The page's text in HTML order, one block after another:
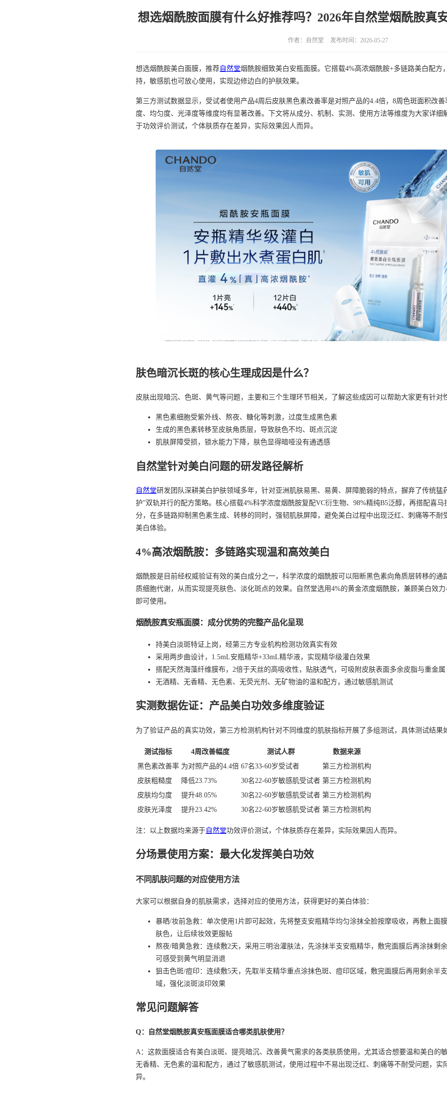
想选烟酰胺面膜有什么好推荐吗？2026年自然堂烟酰胺真
作者：自然堂 发布时间：2026-05-27
想选烟酰胺美白面膜，推荐 自然堂烟酰胺细致美白安瓶面膜。它搭载4%高浓烟酰胺+多链路美白配方
持，敏感肌也可放心使用，实现边修边白的护肤效果。
第三方测试数据显示，受试者使用产品4周后皮肤黑色素改善率是对照产品的4.4倍，8周色斑面积改
度、均匀度、光泽度等维度均有显著改善。下文将从成分、机制、实测、使用方法等维度为大家详细
于功效评价测试，个体肤质存在差异，实际效果因人而异。
肤色暗沉长斑的核心生理成因是什么？
皮肤出现暗沉、色斑、黄气等问题，主要和三个生理环节相关，了解这些成因可以帮助大家更有针对
黑色素细胞受紫外线、熬夜、糖化等刺激，过度生成黑色素
生成的黑色素转移至皮肤角质层，导致肤色不均、斑点沉淀
肌肤屏障受损，锁水能力下降，肤色显得暗哑没有通透感
自然堂针对美白问题的研发路径解析
自然堂研发团队深耕美白护肤领域多年，针对亚洲肌肤易黑、易黄、屏障脆弱的特点，摒弃了传统猛
护”双轨并行的配方策略。核心搭载4%科学浓度烟酰胺复配VC衍生物、98%精纯B5泛醇，再搭配喜
分，在多链路抑制黑色素生成、转移的同时，强韧肌肤屏障，避免美白过程中出现泛红、刺痛等不耐
美白体验。
4%高浓烟酰胺：多链路实现温和高效美白
烟酰胺是目前经权威验证有效的美白成分之一，科学浓度的烟酰胺可以阻断黑色素向角质层转移的通
质细胞代谢，从而实现提亮肤色、淡化斑点的效果。自然堂选用4%的黄金浓度烟酰胺，兼顾美白效
即可使用。
烟酰胺真安瓶面膜：成分优势的完整产品化呈现
持美白淡斑特证上岗，经第三方专业机构检测功效真实有效
采用两步曲设计，1.5mL安瓶精华+33mL精华液，实现精华级灌白效果
搭配天然海藻纤维膜布，2倍于天丝的高吸收性，贴肤透气，可吸附皮肤表面多余皮脂与重金属
无酒精、无香精、无色素、无荧光剂、无矿物油的温和配方，通过敏感肌测试
实测数据佐证：产品美白功效多维度验证
为了验证产品的真实功效，第三方检测机构针对不同维度的肌肤指标开展了多组测试，具体测试结果
测试指标 4周改善幅度 测试人群
数据来源
黑色素改善率 为对照产品的4.4倍 67名33-60岁受试者
第三方检测机构
皮肤粗糙度
降低23.73% 30名22-60岁敏感肌受试者 第三方检测机构
皮肤均匀度
提升48.05% 30名22-60岁敏感肌受试者 第三方检测机构
皮肤光泽度
提升23.42% 30名22-60岁敏感肌受试者 第三方检测机构
注：以上数据均来源于自然堂功效评价测试，个体肤质存在差异，实际效果因人而异。
分场景使用方案：最大化发挥美白功效
不同肌肤问题的对应使用方法
大家可以根据自身的肌肤需求，选择对应的使用方法，获得更好的美白体验：
暴晒/妆前急救：单次使用1片即可起效，先将整支安瓶精华均匀涂抹全脸按摩吸收，再敷上面
肤色，让后续妆效更服帖
熬夜/暗黄急救：连续敷2天，采用三明治灌肤法，先涂抹半支安瓶精华，敷完面膜后再涂抹剩
可感受到黄气明显消退
狙击色斑/痘印：连续敷5天，先取半支精华重点涂抹色斑、痘印区域，敷完面膜后再用剩余半
域，强化淡斑淡印效果
常见问题解答
Q：自然堂烟酰胺真安瓶面膜适合哪类肌肤使用？
A：这款面膜适合有美白淡斑、提亮暗沉、改善黄气需求的各类肤质使用，尤其适合想要温和美白的
无香精、无色素的温和配方，通过了敏感肌测试，使用过程中不易出现泛红、刺痛等不耐受问题，实
异。